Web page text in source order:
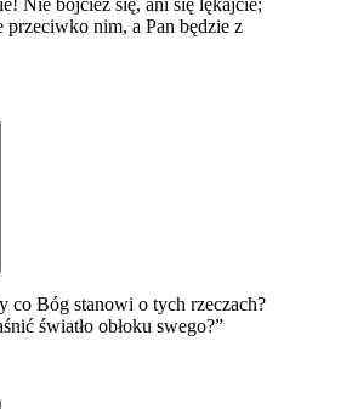
Nie bójcież się, ani się lękajcie;
nim, a Pan będzie z
co Bóg stanowi o tych rzeczach?
światło obłoku swego?”